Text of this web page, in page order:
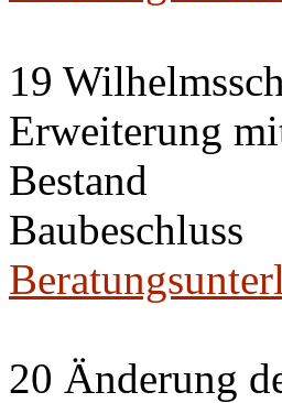
19
Erweiterung
Bestand
Baubeschluss
20 Änderung